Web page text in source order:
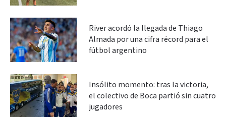
River acordó la llegada de Thiago
Almada por una cifra récord para el
fútbol argentino
Insólito momento: tras la victoria,
el colectivo de Boca partió sin cuatro
jugadores